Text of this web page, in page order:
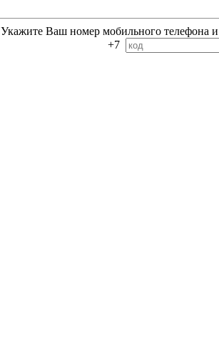
Укажите Ваш номер мобильного
+7